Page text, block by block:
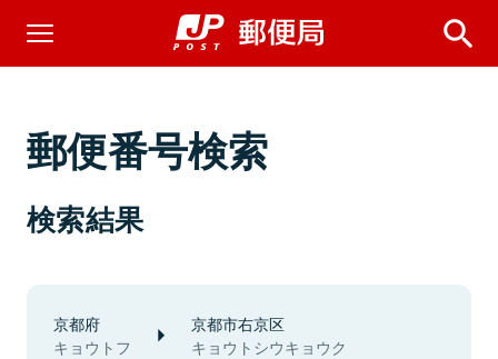
郵便番号検索
検索結果
京都府
キョウトフ
京都市右京区
キョウトシウキョウク